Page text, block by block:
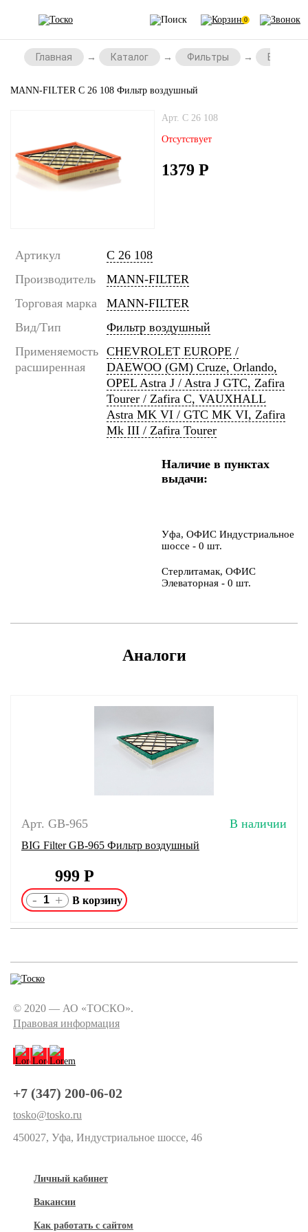
0
Главная Каталог Фильтры
MANN-FILTER C 26 108 Фильтр воздушный
Арт. C 26 108
Отсутствует
1379 Р
Артикул
C 26 108
Производитель
MANN-FILTER
Торговая марка
MANN-FILTER
Вид/Тип
Фильтр воздушный
Применяемость
расширенная
CHEVROLET EUROPE /
DAEWOO (GM) Cruze, Orlando,
OPEL Astra J / Astra J GTC, Zafira
Tourer / Zafira C, VAUXHALL
Astra MK VI / GTC MK VI, Zafira
Mk III / Zafira Tourer
Наличие в пунктах
выдачи:
Уфа, ОФИС Индустриальное
шоссе - 0 шт.
Стерлитамак, ОФИС
Элеваторная - 0 шт.
Аналоги
Арт. GB-965 В наличии
BIG Filter GB-965 Фильтр воздушный
999 Р
- +
© 2020 — АО «ТОСКО».
Правовая информация
+7 (347) 200-06-02
tosko@tosko.ru
450027, Уфа, Индустриальное шоссе, 46
Личный кабинет
Вакансии
Как работать с сайтом